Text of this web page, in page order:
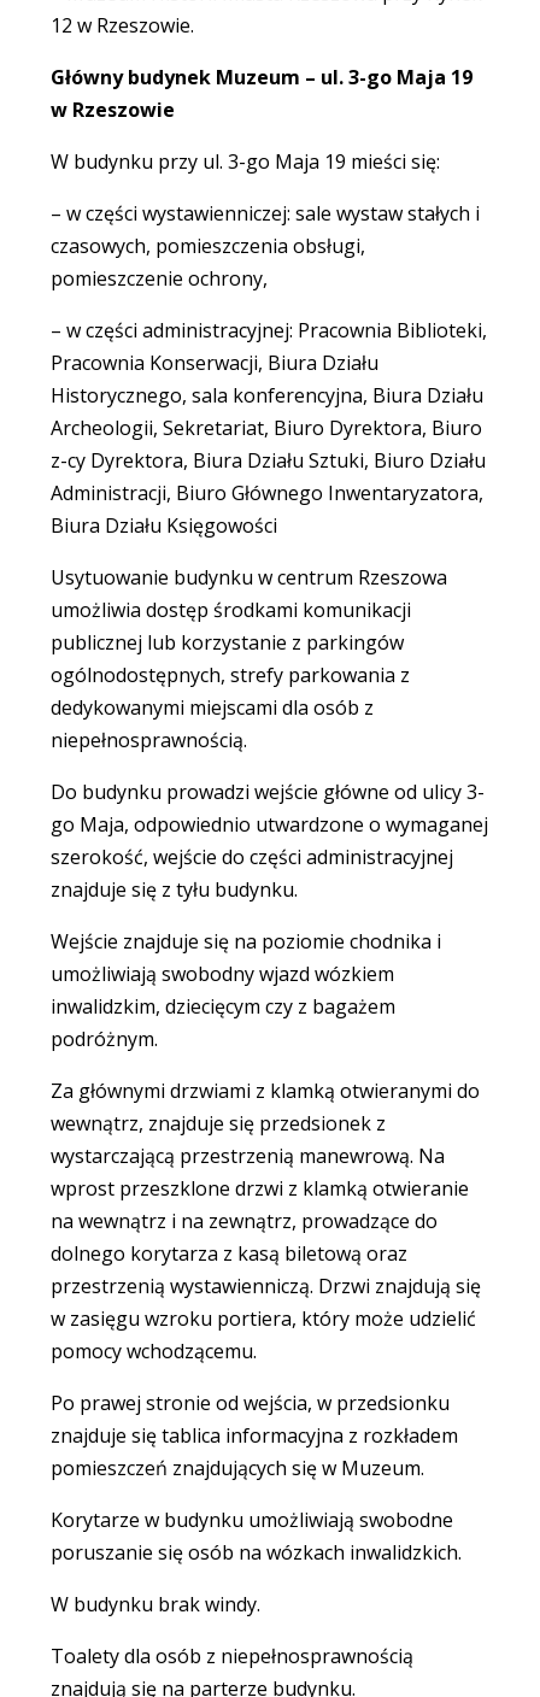
12 w Rzeszowie.
Główny budynek Muzeum – ul. 3-go Maja 19
w Rzeszowie
W budynku przy ul. 3-go Maja 19 mieści się:
– w części wystawienniczej: sale wystaw stałych i
czasowych, pomieszczenia obsługi,
pomieszczenie ochrony,
– w części administracyjnej: Pracownia Biblioteki,
Pracownia Konserwacji, Biura Działu
Historycznego, sala konferencyjna, Biura Działu
Archeologii, Sekretariat, Biuro Dyrektora, Biuro
z-cy Dyrektora, Biura Działu Sztuki, Biuro Działu
Administracji, Biuro Głównego Inwentaryzatora,
Biura Działu Księgowości
Usytuowanie budynku w centrum Rzeszowa
umożliwia dostęp środkami komunikacji
publicznej lub korzystanie z parkingów
ogólnodostępnych, strefy parkowania z
dedykowanymi miejscami dla osób z
niepełnosprawnością.
Do budynku prowadzi wejście główne od ulicy 3-
go Maja, odpowiednio utwardzone o wymaganej
szerokość, wejście do części administracyjnej
znajduje się z tyłu budynku.
Wejście znajduje się na poziomie chodnika i
umożliwiają swobodny wjazd wózkiem
inwalidzkim, dziecięcym czy z bagażem
podróżnym.
Za głównymi drzwiami z klamką otwieranymi do
wewnątrz, znajduje się przedsionek z
wystarczającą przestrzenią manewrową. Na
wprost przeszklone drzwi z klamką otwieranie
na wewnątrz i na zewnątrz, prowadzące do
dolnego korytarza z kasą biletową oraz
przestrzenią wystawienniczą. Drzwi znajdują się
w zasięgu wzroku portiera, który może udzielić
pomocy wchodzącemu.
Po prawej stronie od wejścia, w przedsionku
znajduje się tablica informacyjna z rozkładem
pomieszczeń znajdujących się w Muzeum.
Korytarze w budynku umożliwiają swobodne
poruszanie się osób na wózkach inwalidzkich.
W budynku brak windy.
Toalety dla osób z niepełnosprawnością
znajdują się na parterze budynku.